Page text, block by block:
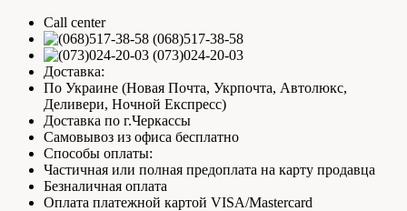
Call center
(068)517-38-58
(073)024-20-03
Доставка:
По Украине (Новая Почта, Укрпочта, Автолюкс,
Деливери, Ночной Експресс)
Доставка по г.Черкассы
Самовывоз из офиса бесплатно
Способы оплаты:
Частичная или полная предоплата на карту продавца
Безналичная оплата
Оплата платежной картой VISA/Mastercard